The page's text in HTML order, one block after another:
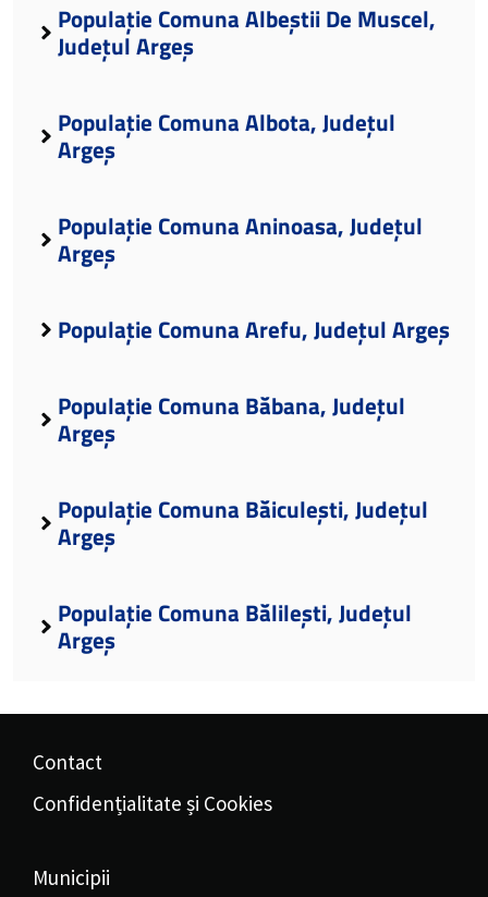
Populație Comuna Albeștii De Muscel,
Județul Argeș
Populație Comuna Albota, Județul
Argeș
Populație Comuna Aninoasa, Județul
Argeș
Populație Comuna Arefu, Județul Argeș
Populație Comuna Băbana, Județul
Argeș
Populație Comuna Băiculești, Județul
Argeș
Populație Comuna Bălilești, Județul
Argeș
Contact
Confidențialitate și Cookies
Municipii